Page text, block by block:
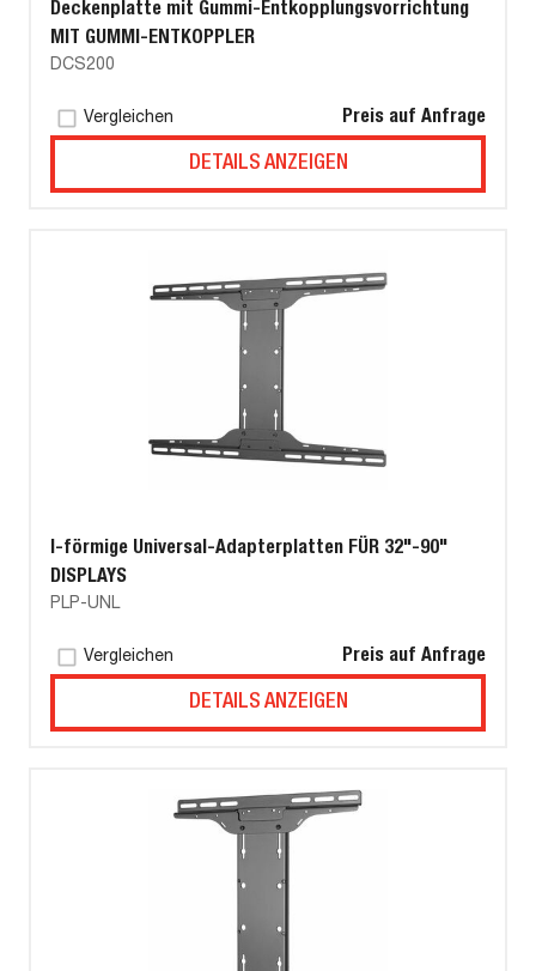
Deckenplatte mit Gummi-Entkopplungsvorrichtung
MIT GUMMI-ENTKOPPLER
DCS200
Vergleichen Preis auf Anfrage
DETAILS ANZEIGEN
I-förmige Universal-Adapterplatten FÜR 32"-90"
DISPLAYS
PLP-UNL
Vergleichen Preis auf Anfrage
DETAILS ANZEIGEN